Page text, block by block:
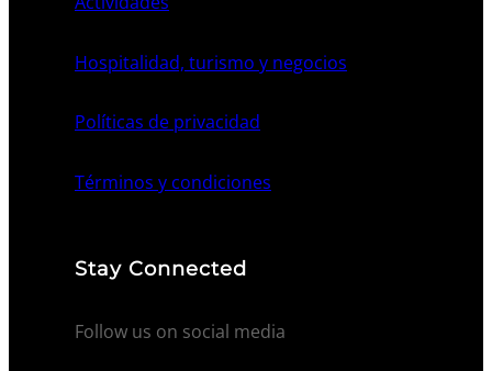
Hospitalidad, turismo y negocios
Políticas de privacidad
Términos y condiciones
Stay Connected
Follow us on social media